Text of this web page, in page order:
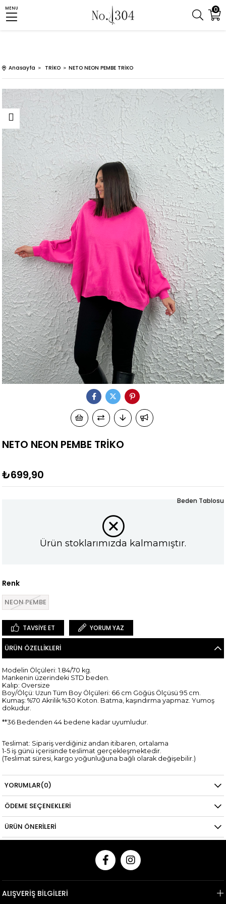
0
MENU
Anasayfa TRİKO NETO NEON PEMBE TRİKO
NETO NEON PEMBE TRİKO
₺699,90
Ürün stoklarımızda kalmamıştır.
Renk
NEON PEMBE
Beden Tablosu
TAVSIYE ET YORUM YAZ
ÜRÜN ÖZELLIKLERI
Modelin Ölçüleri: 1.84/70 kg.
Mankenin üzerindeki STD beden.
Kalıp: Oversize
Boy/Ölçü: Uzun Tüm Boy Ölçüleri: 66 cm Göğüs Ölçüsü 95 cm.
Kumaş: %70 Akrilik %30 Koton. Batma, kaşındırma yapmaz. Yumoş
dokudur.
**36 Bedenden 44 bedene kadar uyumludur.
Teslimat: Sipariş verdiğiniz andan itibaren, ortalama
1-5 iş günü içerisinde teslimat gerçekleşmektedir.
(Teslimat süresi, kargo yoğunluğuna bağlı olarak değişebilir.)
İade: Giyilebilir özelliğini kaybetmemiş ürünlerin iade süresi
sipariş verilen günden itibaren 14 gündür.
*Kredi kartına yapılan iadelerin kredi kartı hesaplarına yansıma
süresi,
ilgili bankanın tasarrufundadır.
YORUMLAR(0)
ÖDEME SEÇENEKLERI
ÜRÜN ÖNERILERI
ALIŞVERİŞ BİLGİLERİ